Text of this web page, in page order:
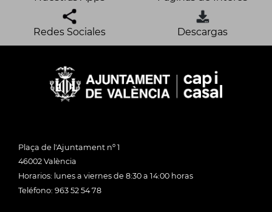
Redes Sociales Descargas
Plaça de l'Ajuntament nº 1
46002 València
Horarios: lunes a viernes de 8:30 a 14:00 horas
Teléfono: 963 52 54 78